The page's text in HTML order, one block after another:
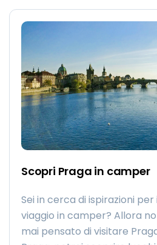
Scopri Praga in camper
Sei in cerca di ispirazioni
viaggio in camper? Allora
mai pensato di visitare